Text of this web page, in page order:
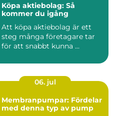
Köpa aktiebolag: Så
kommer du igång
Att köpa aktiebolag är ett
steg många företagare tar
för att snabbt kunna ...
06. jul
Membranpumpar: Fördelar
med denna typ av pump